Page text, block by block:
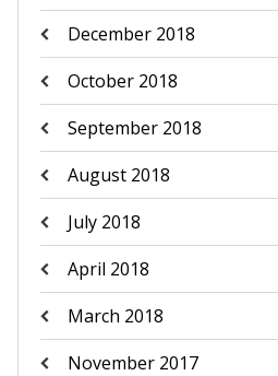
December 2018
October 2018
September 2018
August 2018
July 2018
April 2018
March 2018
November 2017